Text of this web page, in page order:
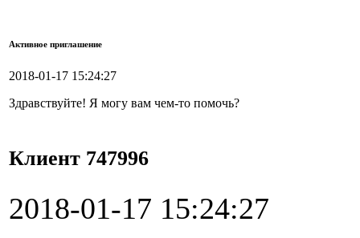
Активное приглашение
2018-01-17 15:24:27
Здравствуйте! Я могу вам чем-то помочь?
Клиент 747996
2018-01-17 15:24:27